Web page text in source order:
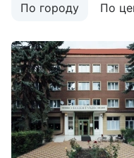
По городу По